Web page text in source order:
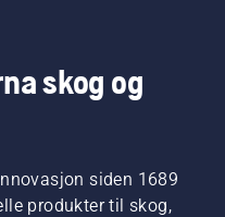
skog og
siden 1689
produkter til skog,